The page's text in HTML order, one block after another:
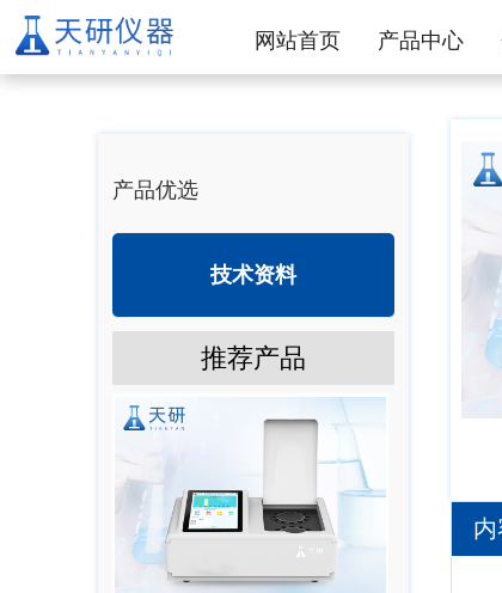
网站首页 产品中心
产品优选
技术资料
推荐产品